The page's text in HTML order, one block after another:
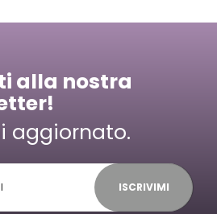
alla nostra
aggiornato.
ISCRIVIMI